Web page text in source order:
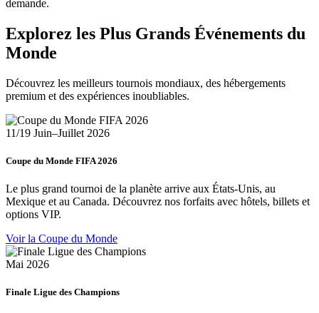
demande.
Explorez les Plus Grands Événements du
Monde
Découvrez les meilleurs tournois mondiaux, des hébergements
premium et des expériences inoubliables.
11/19 Juin–Juillet 2026
Coupe du Monde FIFA 2026
Le plus grand tournoi de la planète arrive aux États-Unis, au
Mexique et au Canada. Découvrez nos forfaits avec hôtels, billets et
options VIP.
Voir la Coupe du Monde
Mai 2026
Finale Ligue des Champions